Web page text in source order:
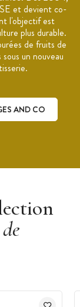
ouverture,
6°C
et devient co-
l'objectif est
plus durable.
de fruits de
un nouveau
AND CO